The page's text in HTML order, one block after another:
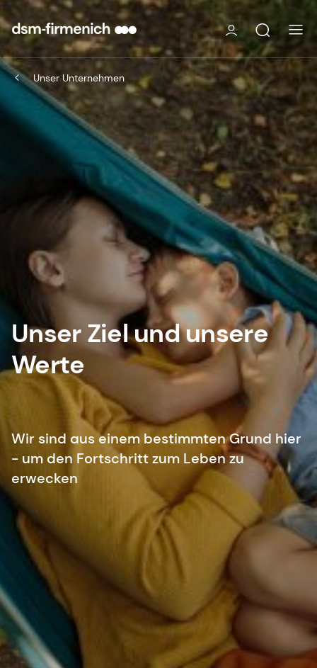
Unser Unternehmen
Unser Ziel und unsere
Werte
Wir sind aus einem bestimmten Grund hier
- um den Fortschritt zum Leben zu
erwecken